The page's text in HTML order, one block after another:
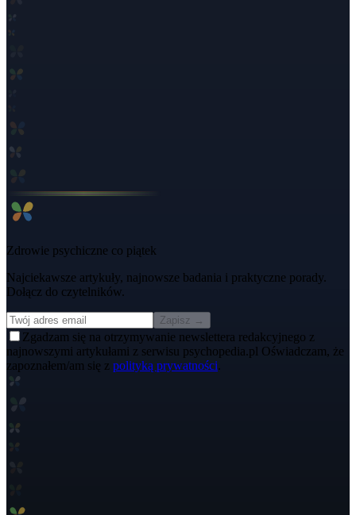
Zdrowie psychiczne co piątek
Najciekawsze artykuły, najnowsze badania i praktyczne porady.
Dołącz do czytelników.
Zapisz →
Zgadzam się na otrzymywanie newslettera redakcyjnego z
najnowszymi artykułami z serwisu psychopedia.pl Oświadczam, że
zapoznałem/am się z polityką prywatności.